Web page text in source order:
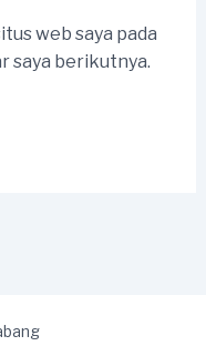
web saya pada
saya berikutnya.